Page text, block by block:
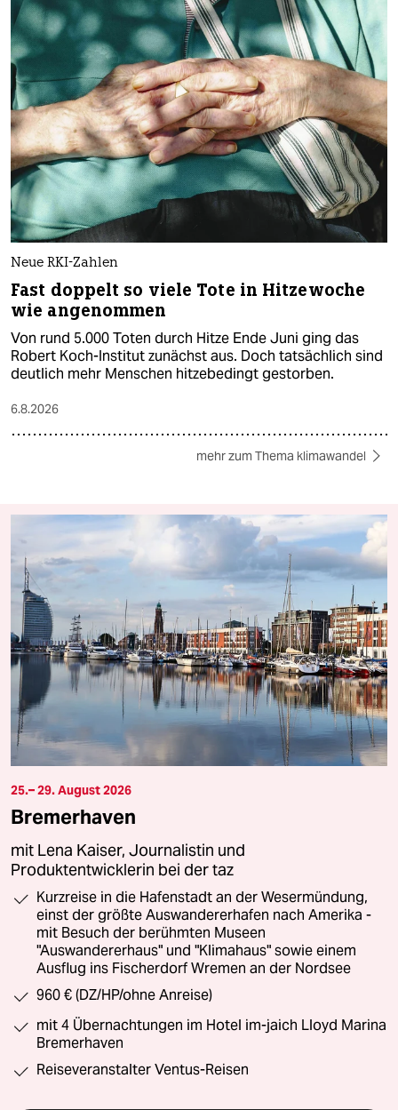
Neue RKI-Zahlen
Fast doppelt so viele Tote in Hitzewoche
wie angenommen
Von rund 5.000 Toten durch Hitze Ende Juni ging das
Robert Koch-Institut zunächst aus. Doch tatsächlich sind
deutlich mehr Menschen hitzebedingt gestorben.
6.8.2026
mehr zum Thema klimawandel
25.– 29. August 2026
Bremerhaven
mit Lena Kaiser, Journalistin und
Produktentwicklerin bei der taz
Kurzreise in die Hafenstadt an der Wesermündung,
einst der größte Auswandererhafen nach Amerika -
mit Besuch der berühmten Museen
"Auswandererhaus" und "Klimahaus" sowie einem
Ausflug ins Fischerdorf Wremen an der Nordsee
960 € (DZ/HP/ohne Anreise)
mit 4 Übernachtungen im Hotel im-jaich Lloyd Marina
Bremerhaven
Reiseveranstalter Ventus-Reisen